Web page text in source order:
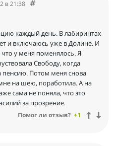
в 21:38
каждый день. В лабиринтах
и включаюсь уже в Долине. И
у меня поменялось. Я
Свободу, когда
пенсию. Потом меня снова
на шею, поработила. А на
сама не поняла, что это
за прозрение.
Помог ли отзыв? +1